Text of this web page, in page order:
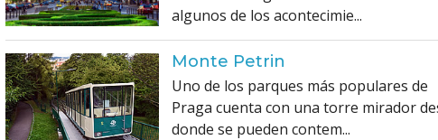
algunos de los acontecimie...
Monte Petrin
Uno de los parques más populares de
Praga cuenta con una torre mirador
donde se pueden contem...